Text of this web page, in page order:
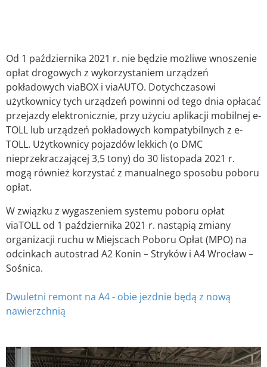
Od 1 października 2021 r. nie będzie możliwe wnoszenie
opłat drogowych z wykorzystaniem urządzeń
pokładowych viaBOX i viaAUTO. Dotychczasowi
użytkownicy tych urządzeń powinni od tego dnia opłacać
przejazdy elektronicznie, przy użyciu aplikacji mobilnej e-
TOLL lub urządzeń pokładowych kompatybilnych z e-
TOLL. Użytkownicy pojazdów lekkich (o DMC
nieprzekraczającej 3,5 tony) do 30 listopada 2021 r.
mogą również korzystać z manualnego sposobu poboru
opłat.
W związku z wygaszeniem systemu poboru opłat
viaTOLL od 1 października 2021 r. nastąpią zmiany
organizacji ruchu w Miejscach Poboru Opłat (MPO) na
odcinkach autostrad A2 Konin – Stryków i A4 Wrocław –
Sośnica.
Dwuletni remont na A4 - obie jezdnie będą z nową
nawierzchnią